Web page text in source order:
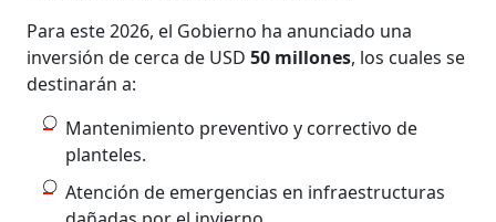
Para este 2026, el Gobierno ha anunciado una
inversión de cerca de USD50 millones, los cuales se
destinarán a:
Mantenimiento preventivo y correctivo de
planteles.
Atención de emergencias en infraestructuras